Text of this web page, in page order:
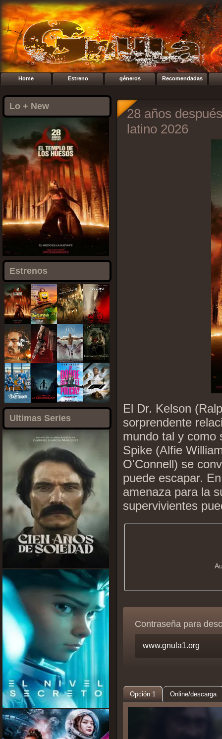
Home Estreno géneros Recomendadas
Lo + New
Estrenos
Ultimas Series
28 años
latino 2026
El Dr. Kelson
sorprendente
mundo tal y como
Spike (Alfie
O'Connell) se
puede escapar.
amenaza para la
supervivientes
Contraseña para
Opción 1 Online/descarga